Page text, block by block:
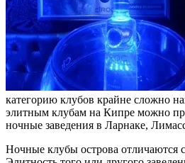
категорию клубов крайне сложно
элитным клубам на Кипре можно
ночные заведения в Ларнаке,
Ночные клубы острова отличаются